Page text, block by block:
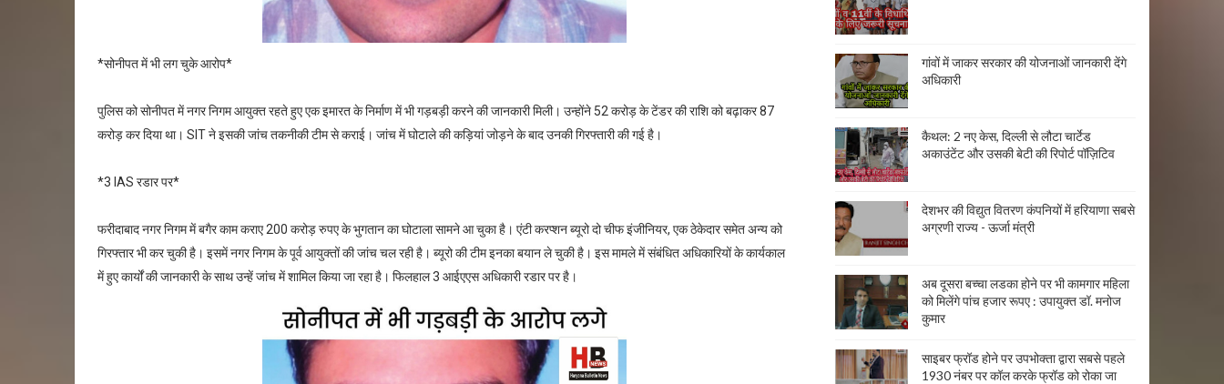
*सोनीपत में भी लग चुके आरोप*
पुलिस को सोनीपत में नगर निगम आयुक्त रहते हुए एक इमारत के निर्माण में भी गड़बड़ी करने की जानकारी मिली। उन्होंने 52 करोड़ के टेंडर की राशि को बढ़ाकर 87
करोड़ कर दिया था। SIT ने इसकी जांच तकनीकी टीम से कराई। जांच में घोटाले की कड़ियां जोड़ने के बाद उनकी गिरफ्तारी की गई है।
*3 IAS रडार पर*
फरीदाबाद नगर निगम में बगैर काम कराए 200 करोड़ रुपए के भुगतान का घोटाला सामने आ चुका है। एंटी करप्शन ब्यूरो दो चीफ इंजीनियर, एक ठेकेदार समेत अन्य को
गिरफ्तार भी कर चुकी है। इसमें नगर निगम के पूर्व आयुक्तों की जांच चल रही है। ब्यूरो की टीम इनका बयान ले चुकी है। इस मामले में संबंधित अधिकारियों के कार्यकाल
में हुए कार्यों की जानकारी के साथ उन्हें जांच में शामिल किया जा रहा है। फिलहाल 3 आईएएस अधिकारी रडार पर है।
गांवों में जाकर सरकार की योजनाओं जानकारी देंगे
अधिकारी
कैथल: 2 नए केस, दिल्ली से लौटा चार्टेड
अकाउंटेंट और उसकी बेटी की रिपोर्ट पॉज़िटिव
देशभर की विद्युत वितरण कंपनियों में हरियाणा सबसे
अग्रणी राज्य - ऊर्जा मंत्री
अब दूसरा बच्चा लडका होने पर भी कामगार महिला
को मिलेंगे पांच हजार रूपए : उपायुक्त डॉ. मनोज
कुमार
साइबर फ्रॉड होने पर उपभोक्ता द्वारा सबसे पहले
1930 नंबर पर कॉल करके फ्रॉड को रोका जा